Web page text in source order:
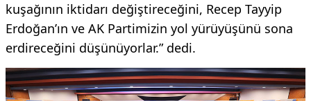
kuşağının iktidarı değiştireceğini, Recep Tayyip
Erdoğan’ın ve AK Partimizin yol yürüyüşünü sona
erdireceğini düşünüyorlar.” dedi.